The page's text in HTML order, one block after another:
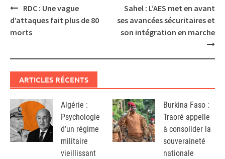
Post
navigation
RDC : Une vague
d’attaques fait plus de 80
morts
Sahel : L’AES met en avant
ses avancées sécuritaires et
son intégration en marche
ARTICLES RÉCENTS
Algérie :
Psychologie
d’un régime
militaire
vieillissant
Burkina Faso :
Traoré appelle
à consolider la
souveraineté
nationale